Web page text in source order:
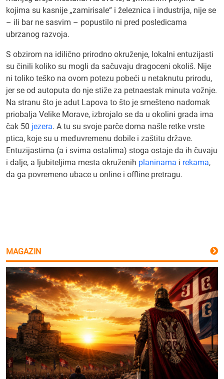
kojima su kasnije „zamirisale“ i železnica i industrija, nije se
– ili bar ne sasvim – popustilo ni pred posledicama
ubrzanog razvoja.
S obzirom na idilično prirodno okruženje, lokalni entuzijasti
su činili koliko su mogli da sačuvaju dragoceni okoliš. Nije
ni toliko teško na ovom potezu pobeći u netaknutu prirodu,
jer se od autoputa do nje stiže za petnaestak minuta vožnje.
Na stranu što je adut Lapova to što je smešteno nadomak
priobalja Velike Morave, izbrojalo se da u okolini grada ima
čak 50 jezera. A tu su svoje parče doma našle retke vrste
ptica, koje su u međuvremenu dobile i zaštitu države.
Entuzijastima (a i svima ostalima) stoga ostaje da ih čuvaju
i dalje, a ljubiteljima mesta okruženih planinama i rekama,
da ga povremeno ubace u online i offline pretragu.
MAGAZIN